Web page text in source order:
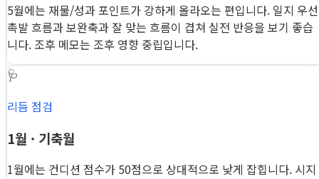
5월에는 재물/성과 포인트가 강하게 올라오는 편입니다. 일지 우선
촉발 흐름과 보완축과 잘 맞는 흐름이 겹쳐 실전 반응을 보기 좋습
니다. 조후 메모는 조후 영향 중립입니다.
🩺
리듬 점검
1월 · 기축월
1월에는 컨디션 점수가 50점으로 상대적으로 낮게 잡힙니다. 시지